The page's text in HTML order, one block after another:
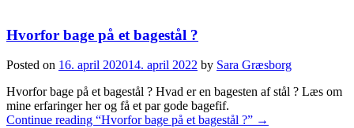
Hvorfor bage på et bagestål ?
Posted on 16. april 202014. april 2022 by Sara Græsborg
Hvorfor bage på et bagestål ? Hvad er en bagesten af stål ? Læs om
mine erfaringer her og få et par gode bagefif.
Continue reading “Hvorfor bage på et bagestål ?” →